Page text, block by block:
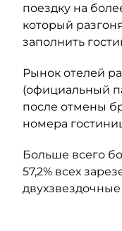
поездку на
который
заполнить
Рынок отелей
(официальный
после отмены
номера
Больше всего
57,2% всех
двухзвездочные